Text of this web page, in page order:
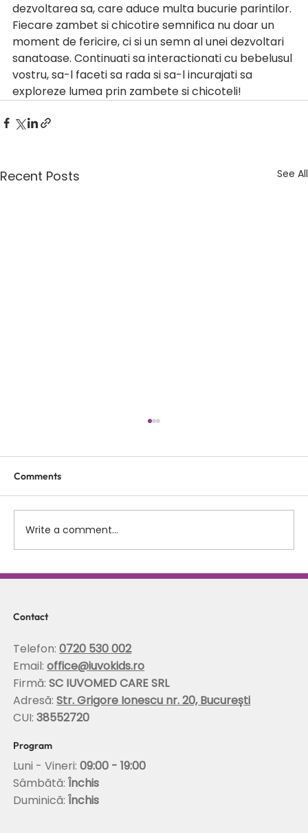
dezvoltarea sa, care aduce multa bucurie parintilor.
Fiecare zambet si chicotire semnifica nu doar un
moment de fericire, ci si un semn al unei dezvoltari
sanatoase. Continuati sa interactionati cu bebelusul
vostru, sa-l faceti sa rada si sa-l incurajati sa
exploreze lumea prin zambete si chicoteli!
Recent Posts See All
Scolioza la copii: rolul terapiei Schroth in
coloanei
Comments
Write a comment...
Program
Luni - Vineri:09:00 - 19:00
Sâmbătă:Închis
Duminică: Închis
Contact
Telefon:0720 530 002
Email:office@iuvokids.ro
Firmă:SC IUVOMED CARE SRL
Adresă:Str. Grigore Ionescu nr. 20, București
CUI:38552720